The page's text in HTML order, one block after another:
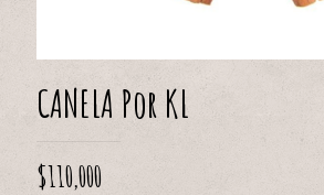
CANELA Por KL
$110,000